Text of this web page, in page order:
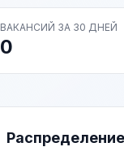
ВАКАНСИЙ ЗА 30 ДНЕЙ
0